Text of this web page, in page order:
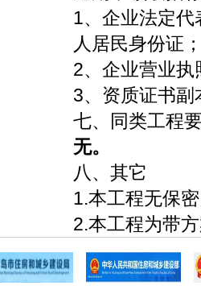
1、企业法定
人居民身份证
2、企业营业执
3、资质证书副
七、同类工程
无。
八、其它
1.本工程无保
2.本工程为带